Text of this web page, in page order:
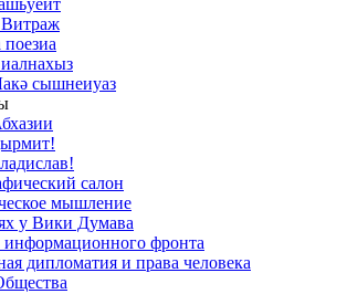
сышнеиуаз
салон
мышление
у Вики Думава
фронта
дипломатия и права человека